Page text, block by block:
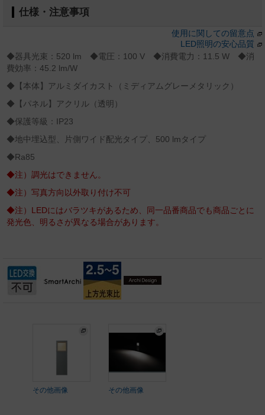
仕様・注意事項
使用に関しての留意点
LED照明の安心品質
◆器具光束：520 lm ◆電圧：100 V ◆消費電力：11.5 W ◆消
費効率：45.2 lm/W
◆【本体】アルミダイカスト（ミディアムグレーメタリック）
◆【パネル】アクリル（透明）
◆保護等級：IP23
◆地中埋込型、片側ワイド配光タイプ、500 lmタイプ
◆Ra85
◆注）調光はできません。
◆注）写真方向以外取り付け不可
◆注）LEDにはバラツキがあるため、同一品番商品でも商品ごとに
発光色、明るさが異なる場合があります。
その他画像 その他画像